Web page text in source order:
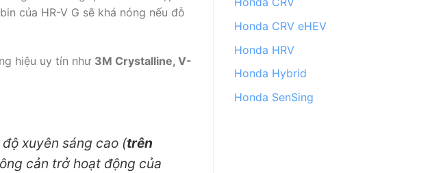
của HR-V G sẽ khá nóng nếu đỗ
hiệu uy tín như 3M Crystalline, V-
xuyên sáng cao (trên
cản trở hoạt động của
Honda CRV eHEV
Honda HRV
Honda Hybrid
Honda SenSing